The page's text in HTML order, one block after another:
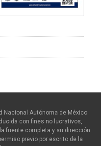
Nacional Autónoma de México
con fines no lucrativos,
fuente completa y su dirección
previo por escrito de la